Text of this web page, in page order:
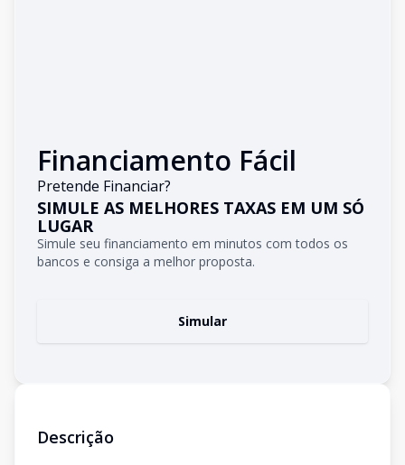
Financiamento Fácil
Pretende Financiar?
SIMULE AS MELHORES TAXAS EM UM SÓ
LUGAR
Simule seu financiamento em minutos com todos os
bancos e consiga a melhor proposta.
Simular
Descrição